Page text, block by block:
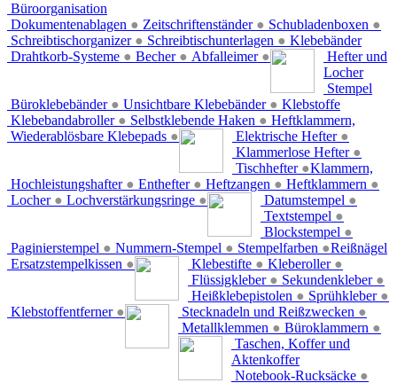
Büroorganisation
Dokumentenablagen ● Zeitschriftenständer ● Schubladenboxen ●
Schreibtischorganizer ● Schreibtischunterlagen ●
Drahtkorb-Systeme ● Becher ● Abfalleimer ●
Klebebänder
Büroklebebänder ● Unsichtbare Klebebänder ●
Klebebandabroller ● Selbstklebende Haken ●
Wiederablösbare Klebepads ●
Hefter und
Locher
Elektrische Hefter ●
Klammerlose Hefter ●
Tischhefter ●
Hochleistungshafter ● Enthefter ● Heftzangen ● Heftklammern ●
Locher ● Lochverstärkungsringe ●
Stempel
Datumstempel ●
Textstempel ●
Blockstempel ●
Paginierstempel ● Nummern-Stempel ● Stempelfarben ●
Ersatzstempelkissen ●
Klebstoffe
Klebestifte ● Kleberoller ●
Flüssigkleber ● Sekundenkleber ●
Heißklebepistolen ● Sprühkleber ●
Klebstoffentferner ●
Heftklammern,
Klammern,
Reißnägel
Stecknadeln und Reißzwecken ●
Metallklemmen ● Büroklammern ●
Taschen, Koffer und
Aktenkoffer
Notebook-Rucksäcke ●